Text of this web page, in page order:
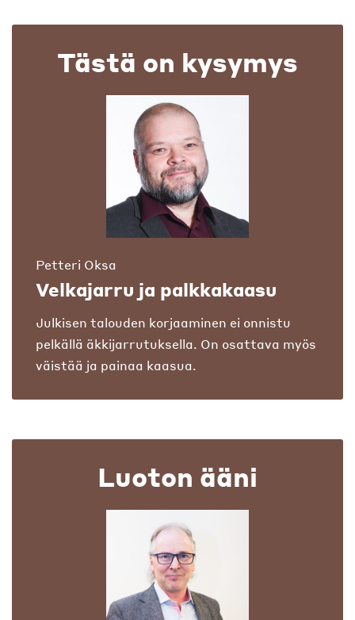
Tästä on kysymys
Petteri Oksa
Velkajarru ja palkkakaasu
Julkisen talouden korjaaminen ei onnistu
pelkällä äkkijarrutuksella. On osattava myös
väistää ja painaa kaasua.
Luoton ääni